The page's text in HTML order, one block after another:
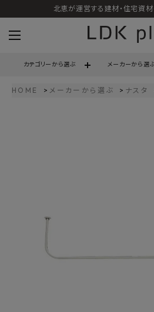
北恵が運営する建材・住宅資
カテゴリーから選ぶ メーカーから選
HOME メーカーから選ぶ ナスタ